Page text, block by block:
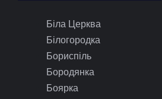
Біла Церква
Білогородка
Бориспіль
Бородянка
Боярка